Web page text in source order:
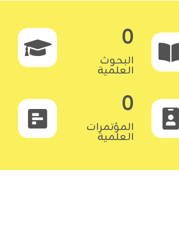
0
البحوث
العلمية
0
المؤتمرات
العلمية